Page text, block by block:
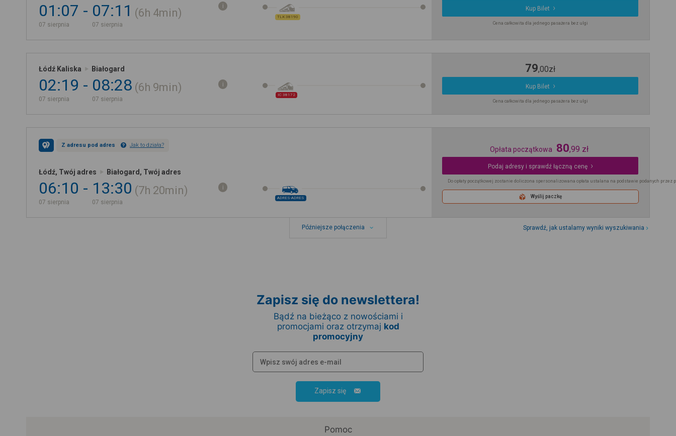
01:07
07 sierpnia
07:11
07 sierpnia
6h 4min TLK 38190
Kup Bilet
Cena całkowita dla jednego pasażera bez ulgi
Łódź Kaliska Białogard
02:19
07 sierpnia
08:28
07 sierpnia
6h 9min
IC 38172
79,00zł
Kup Bilet
Cena całkowita dla jednego pasażera bez ulgi
Z adresu pod adres Jak to działa?
Łódź, Twój adres Białogard, Twój adres
06:10
07 sierpnia
13:30
07 sierpnia
7h 20min
ADRES-ADRES
Opłata początkowa 80,99 zł
Podaj adresy i sprawdź łączną cenę
Do opłaty początkowej zostanie doliczona spersonalizowana opłata ustalana na podstawie podanych przez
Wyślij paczkę
Późniejsze połączenia Sprawdź, jak ustalamy wyniki wyszukiwania
Zapisz się do newslettera!
Bądź na bieżąco z nowościami i
promocjami oraz otrzymaj kod
promocyjny
Zapisz się
Pomoc